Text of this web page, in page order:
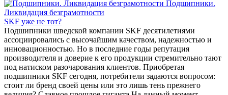
Подшипники.
Ликвидация безграмотности
SKF уже не тот?
Подшипники шведской компании SKF десятилетиями
ассоциировались с высочайшим качеством, надежностью и
инновационностью. Но в последние годы репутация
производителя и доверие к его продукции стремительно тают
под натиском разочарования клиентов. Приобретая
подшипники SKF сегодня, потребители задаются вопросом:
стоит ли бренд своей цены или это лишь тень прежнего